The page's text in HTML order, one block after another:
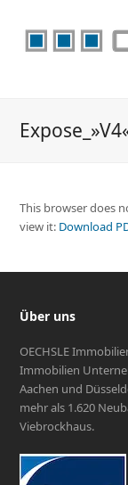
This browser does
view it: Download
Über uns
OECHSLE
Immobilien
Aachen und
mehr als 1.620
Viebrockhaus.